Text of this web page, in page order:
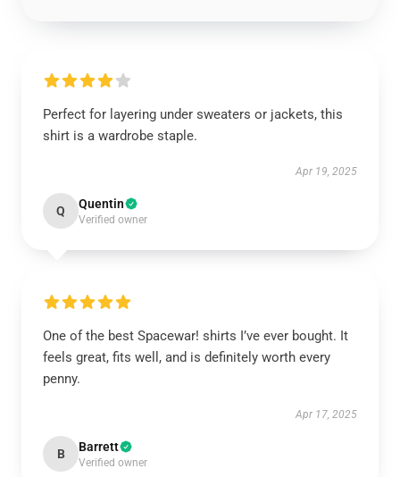
Perfect for layering under sweaters or jackets, this
shirt is a wardrobe staple.
Apr 19, 2025
Q Quentin
Verified owner
One of the best Spacewar! shirts I’ve ever bought. It
feels great, fits well, and is definitely worth every
penny.
Apr 17, 2025
B Barrett
Verified owner